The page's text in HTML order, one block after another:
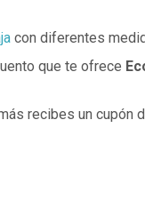
con diferentes
que te ofrece
recibes un cupón